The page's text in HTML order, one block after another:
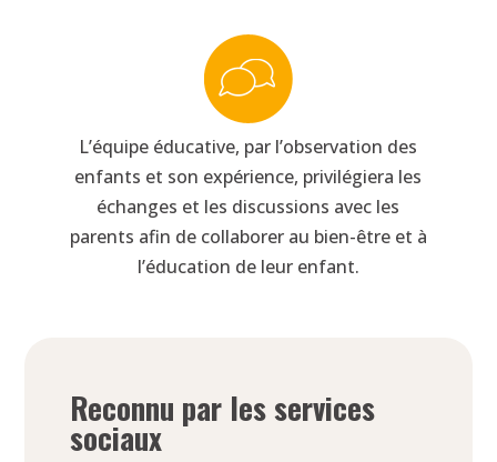
L’équipe éducative, par l’observation des
enfants et son expérience, privilégiera les
échanges et les discussions avec les
parents afin de collaborer au bien-être et à
l’éducation de leur enfant.
Reconnu par les services
sociaux